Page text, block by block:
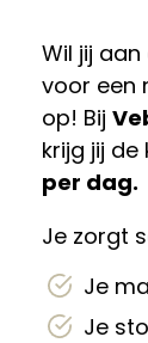
Wil jij
voor een
op! Bij
krijg jij
per dag.
Je zorgt
Je
Je